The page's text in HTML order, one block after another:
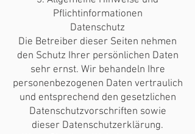
Pflichtinformationen
Datenschutz
Die Betreiber dieser Seiten nehmen
den Schutz Ihrer persönlichen Daten
sehr ernst. Wir behandeln Ihre
personenbezogenen Daten vertraulich
und entsprechend den gesetzlichen
Datenschutzvorschriften sowie
dieser Datenschutzerklärung.